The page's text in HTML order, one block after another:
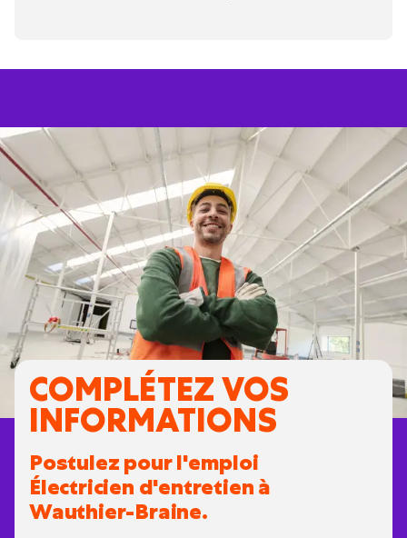
COMPLÉTEZ VOS
INFORMATIONS
Postulez pour l'emploi
Électricien d'entretien à
Wauthier-Braine.